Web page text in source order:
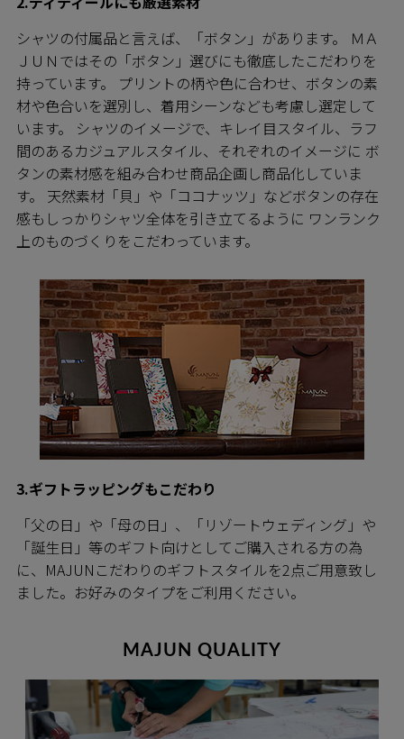
シャツの付属品と言えば、「ボタン」があります。 ＭＡ
ＪＵＮではその「ボタン」選びにも徹底したこだわりを
持っています。 プリントの柄や色に合わせ、ボタンの素
材や色合いを選別し、着用シーンなども考慮し選定して
います。 シャツのイメージで、キレイ目スタイル、ラフ
間のあるカジュアルスタイル、それぞれのイメージに ボ
タンの素材感を組み合わせ商品企画し商品化していま
す。 天然素材「貝」や「ココナッツ」などボタンの存在
感もしっかりシャツ全体を引き立てるように ワンランク
上のものづくりをこだわっています。
3.ギフトラッピングもこだわり
「父の日」や「母の日」、「リゾートウェディング」や
「誕生日」等のギフト向けとしてご購入される方の為
に、MAJUNこだわりのギフトスタイルを2点ご用意致し
ました。お好みのタイプをご利用ください。
MAJUN QUALITY